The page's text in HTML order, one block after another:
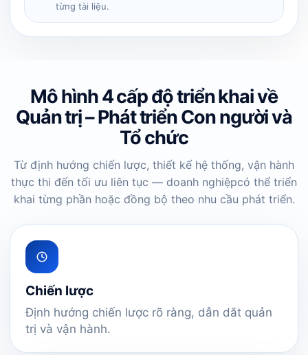
từng tài liệu.
Mô hình 4 cấp độ triển khai về
Quản trị – Phát triển Con người và
Tổ chức
Từ định hướng chiến lược, thiết kế hệ thống, vận hành
thực thi đến tối ưu liên tục — doanh nghiệpcó thể triển
khai từng phần hoặc đồng bộ theo nhu cầu phát triển.
Chiến lược
Định hướng chiến lược rõ ràng, dẫn dắt quản
trị và vận hành.